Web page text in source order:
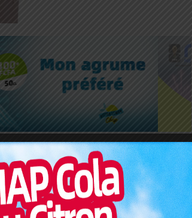
2025, l’histoire s’est mise à respirer plus
rendez-vous qui bouleversent des
de la capitale togolaise, s’est ouvert le
dont la portée dépasse les frontières, les
y est apparue non pas comme un bloc en